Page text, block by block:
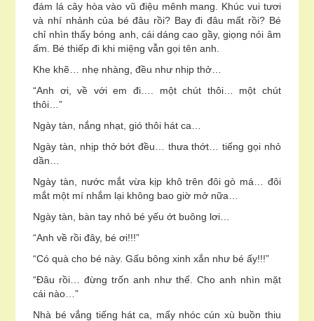
đám lá cây hòa vào vũ điệu mênh mang. Khúc vui tươi
và nhí nhảnh của bé đâu rồi? Bay đi đâu mất rồi? Bé
chỉ nhìn thấy bóng anh, cái dáng cao gầy, giọng nói âm
ấm. Bé thiếp đi khi miệng vẫn gọi tên anh.
Khe khẽ… nhẹ nhàng, đều như nhịp thở…
“Anh ơi, về với em đi…. một chút thôi… một chút
thôi…”
Ngày tàn, nắng nhạt, gió thôi hát ca…
Ngày tàn, nhịp thở bớt đều… thưa thớt… tiếng gọi nhỏ
dần…
Ngày tàn, nước mắt vừa kịp khô trên đôi gò má… đôi
mắt một mí nhắm lại không bao giờ mở nữa…
Ngày tàn, bàn tay nhỏ bé yếu ớt buông lơi…
“Anh về rồi đây, bé ơi!!!”
“Có quà cho bé này. Gấu bông xinh xắn như bé ấy!!!”
“Đâu rồi… đừng trốn anh như thế. Cho anh nhìn mặt
cái nào…”
Nhà bé vắng tiếng hát ca, mấy nhóc cún xù buồn thiu